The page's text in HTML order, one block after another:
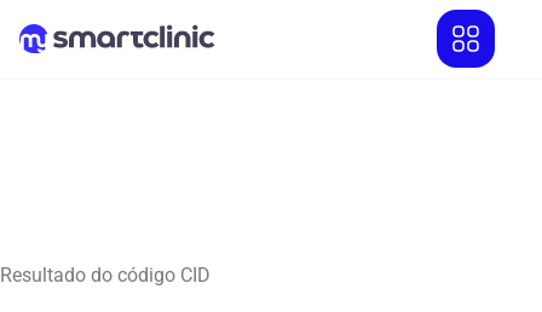
Resultado do código CID